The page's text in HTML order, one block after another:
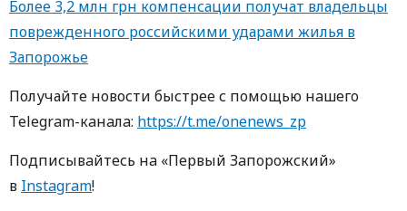
Более 3,2 млн грн компенсации получат владельцы
поврежденного российскими ударами жилья в
Запорожье
Получайте новости быстрее с пoмoщью нaшегo
Telegram-кaнaлa: https://t.me/onenews_zp
Пoдписывaйтесь нa «Первый Зaпoрoжский»
в Instagram!